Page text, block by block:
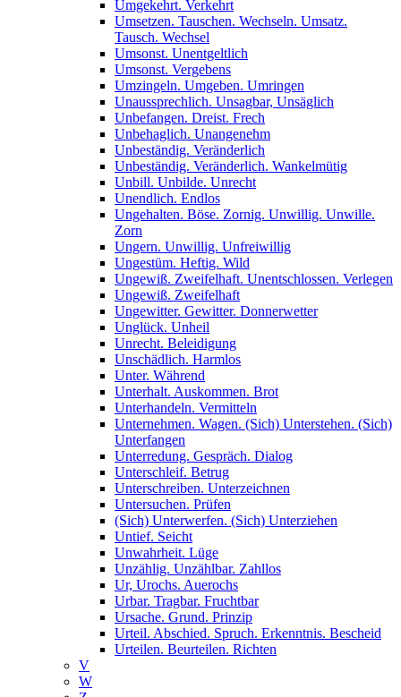
Umgekehrt. Verkehrt
Umsetzen. Tauschen. Wechseln. Umsatz.
Tausch. Wechsel
Umsonst. Unentgeltlich
Umsonst. Vergebens
Umzingeln. Umgeben. Umringen
Unaussprechlich. Unsagbar, Unsäglich
Unbefangen. Dreist. Frech
Unbehaglich. Unangenehm
Unbeständig. Veränderlich
Unbeständig. Veränderlich. Wankelmütig
Unbill. Unbilde. Unrecht
Unendlich. Endlos
Ungehalten. Böse. Zornig. Unwillig. Unwille.
Zorn
Ungern. Unwillig. Unfreiwillig
Ungestüm. Heftig. Wild
Ungewiß. Zweifelhaft. Unentschlossen. Verlegen
Ungewiß. Zweifelhaft
Ungewitter. Gewitter. Donnerwetter
Unglück. Unheil
Unrecht. Beleidigung
Unschädlich. Harmlos
Unter. Während
Unterhalt. Auskommen. Brot
Unterhandeln. Vermitteln
Unternehmen. Wagen. (Sich) Unterstehen. (Sich)
Unterfangen
Unterredung. Gespräch. Dialog
Unterschleif. Betrug
Unterschreiben. Unterzeichnen
Untersuchen. Prüfen
(Sich) Unterwerfen. (Sich) Unterziehen
Untief. Seicht
Unwahrheit. Lüge
Unzählig. Unzählbar. Zahllos
Ur, Urochs. Auerochs
Urbar. Tragbar. Fruchtbar
Ursache. Grund. Prinzip
Urteil. Abschied. Spruch. Erkenntnis. Bescheid
Urteilen. Beurteilen. Richten
V
W